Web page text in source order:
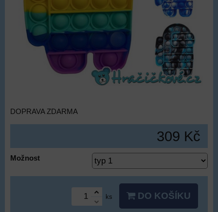
DOPRAVA ZDARMA
309 Kč
Možnost
ks DO KOŠÍKU